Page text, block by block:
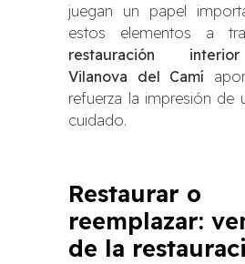
juegan un papel
estos elementos a
restauración
Vilanova del Camí
refuerza la impresión de
cuidado.
Restaurar o
reemplazar:
de la